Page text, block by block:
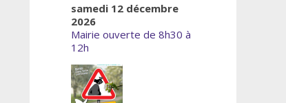
samedi 12 décembre
2026
Mairie ouverte de 8h30 à
12h